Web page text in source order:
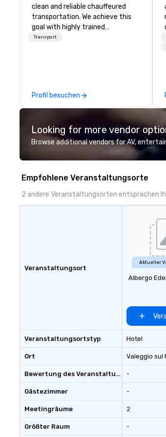
clean and reliable chauffeured
transportation. We achieve this
goal with highly trained
chauffeurs, the newest vehicles
perfectly maintained fleet of late
model luxury vehicles to the
professional team of chauffeurs
and support staff; you will know
Costa Limousine.
Transport
Profil besuchen
Looking for more vendor
Browse additional vendors for AV,
Empfohlene Veranstaltungsorte
2 andere Veranstaltungsorten entsprachen
Veranstaltungsort
Veranstaltungsortstyp
Ort
Bewertung des Veranstaltungsortes
Gästezimmer
Meetingräume
Größter Raum
Aktueller
Albergo
Hotel
Valeggio sul
-
-
2
-